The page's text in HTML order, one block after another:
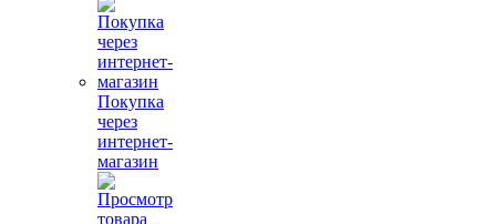
Покупка
через
интернет-
магазин